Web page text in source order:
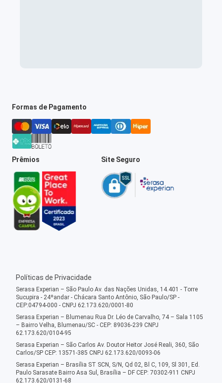
Formas de Pagamento
Prêmios Site Seguro
Políticas de Privacidade
Serasa Experian – São Paulo Av. das Nações Unidas, 14.401 - Torre
Sucupira - 24ºandar - Chácara Santo Antônio, São Paulo/SP -
CEP:04794-000 - CNPJ 62.173.620/0001-80
Serasa Experian – Blumenau Rua Dr. Léo de Carvalho, 74 – Sala 1105
– Bairro Velha, Blumenau/SC - CEP: 89036-239 CNPJ
62.173.620/0104-95
Serasa Experian – São Carlos Av. Doutor Heitor José Reali, 360, São
Carlos/SP CEP: 13571-385 CNPJ 62.173.620/0093-06
Serasa Experian – Brasília ST SCN, S/N, Qd 02, Bl C, 109, Sl 301, Ed.
Paulo Sarasate Bairro Asa Sul, Brasília – DF CEP: 70302-911 CNPJ
62.173.620/0131-68